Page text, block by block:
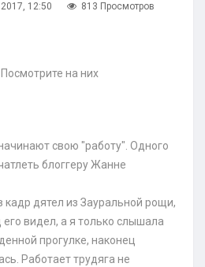
12:50 813 Просмотров
свою "работу". Одного
блоггеру Жанне
кадр дятел из Зауральной рощи,
видел, а я только слышала
прогулке, наконец
Работает трудяга не